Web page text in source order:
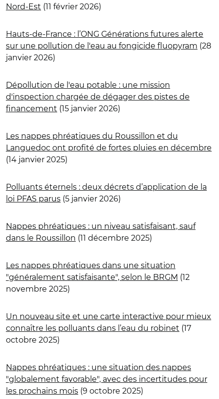
Nord-Est (11 février 2026)
Hauts-de-France : l’ONG Générations futures alerte
sur une pollution de l'eau au fongicide fluopyram (28
janvier 2026)
Dépollution de l'eau potable : une mission
d'inspection chargée de dégager des pistes de
financement (15 janvier 2026)
Les nappes phréatiques du Roussillon et du
Languedoc ont profité de fortes pluies en décembre
(14 janvier 2025)
Polluants éternels : deux décrets d’application de la
loi PFAS parus (5 janvier 2026)
Nappes phréatiques : un niveau satisfaisant, sauf
dans le Roussillon (11 décembre 2025)
Les nappes phréatiques dans une situation
"généralement satisfaisante", selon le BRGM (12
novembre 2025)
Un nouveau site et une carte interactive pour mieux
connaître les polluants dans l’eau du robinet (17
octobre 2025)
Nappes phréatiques : une situation des nappes
"globalement favorable", avec des incertitudes pour
les prochains mois (9 octobre 2025)